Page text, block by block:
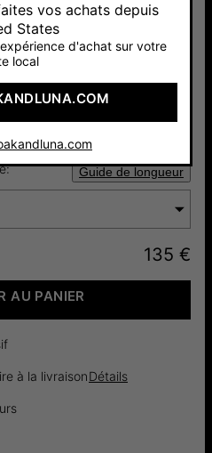
Or Vermeil
18cts
135 €
Guide de longueur
135 €
AU PANIER
à la livraisonDétails
vos achats depuis
States
d'achat sur votre
local